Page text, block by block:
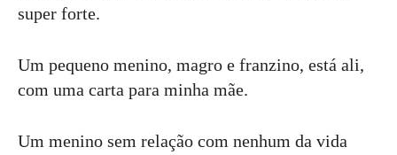
super forte.
Um pequeno menino, magro e franzino, está ali,
com uma carta para minha mãe.
Um menino sem relação com nenhum da vida